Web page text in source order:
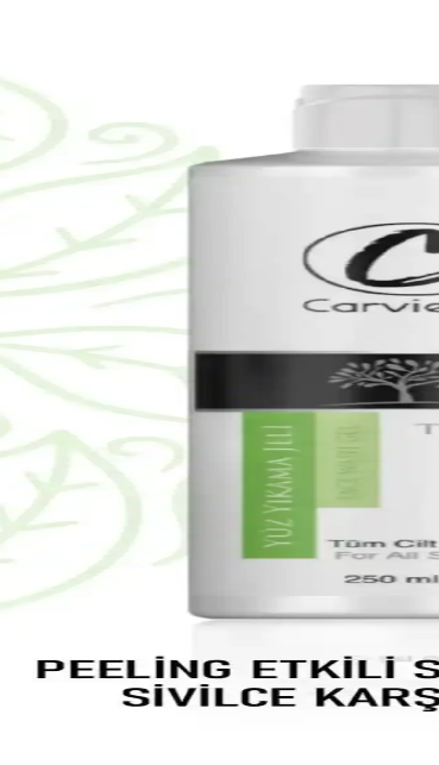
ve parlaklık sağlar, hassas ciltlere uygun,
ve Yenileyici Bakım Seti
yenileyici bakım seti, doğal içerikleriyle cilt tonunu
Gündüz Bakım Kremi İncelemesi ve
Bakım Kremi, hyaluronik asit ve SPF 30 ile cildi
Adaçayı Sabunu Doğal ve Etkili Cilt
sabunu, cildi nazikçe temizler, nemlendirir
Beauty CC Krem Seti: Günlük Cilt
içerikli ve vegan formülüyle günlük bakımda pratik
Losyonu Doğal Nemlendirici ve
vücut losyonu, tüm cilt tipleri için uygun, doğal
ve Kuru Ciltler İçin Temizlik Jeli
yıkama jeli, hassas ve kuru ciltlere uygun,
Jeli: Doğal ve Etkili Temizlik Ürünü